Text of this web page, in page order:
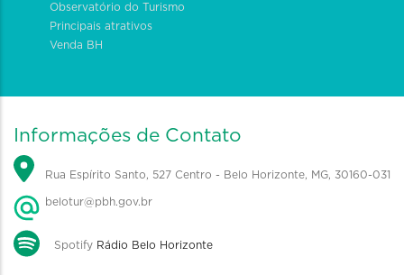
Observatório do Turismo
Principais atrativos
Venda BH
Informações de Contato
Rua Espírito Santo, 527 Centro - Belo Horizonte, MG, 30160-031
belotur@pbh.gov.br
Spotify Rádio Belo Horizonte